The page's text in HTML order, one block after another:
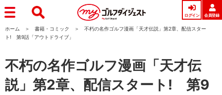
ログイン 会員登録
ホーム 書籍・コミック
不朽の名作ゴルフ漫画「天才伝説」第2章、配信スター
ト! 第9話「アウトドライブ」
不朽の名作ゴルフ漫画「天才伝
説」第2章、配信スタート! 第9